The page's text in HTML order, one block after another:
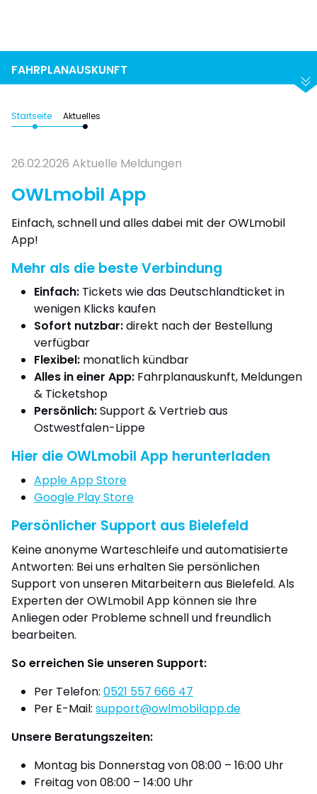
FAHRPLANAUSKUNFT
Startseite Aktuelles
26.02.2026 Aktuelle Meldungen
OWLmobil App
Einfach, schnell und alles dabei mit der OWLmobil
App!
Mehr als die beste Verbindung
Einfach: Tickets wie das Deutschlandticket in
wenigen Klicks kaufen
Sofort nutzbar:direkt nach der Bestellung
verfügbar
Flexibel: monatlich kündbar
Alles in einer App: Fahrplanauskunft, Meldungen
& Ticketshop
Persönlich:Support & Vertrieb aus
Ostwestfalen-Lippe
Hier die OWLmobil App herunterladen
Apple App Store
Google Play Store
Persönlicher Support aus Bielefeld
Keine anonyme Warteschleife und automatisierte
Antworten: Bei uns erhalten Sie persönlichen
Support von unseren Mitarbeitern aus Bielefeld. Als
Experten der OWLmobil App können sie Ihre
Anliegen oder Probleme schnell und freundlich
bearbeiten.
So erreichen Sie unseren Support:
Per Telefon: 0521 557 666 47
Per E-Mail: support@owlmobilapp.de
Unsere Beratungszeiten:
Montag bis Donnerstag von 08:00 – 16:00 Uhr
Freitag von 08:00 – 14:00 Uhr